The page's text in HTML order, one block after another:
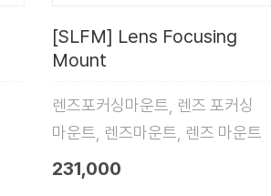
[SLFM] Lens Focusing
Mount
렌즈포커싱마운트, 렌즈 포커싱
마운트, 렌즈마운트, 렌즈 마운트
231,000